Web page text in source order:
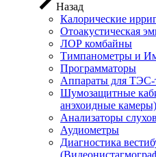
Назад
Калорические
Отоакустическая
ЛОР комбайны
Тимпанометры и
Программаторы
Аппараты для ТЭС-
Шумозащитные
анэхоидные камеры)
Анализаторы
Аудиометры
Диагностика